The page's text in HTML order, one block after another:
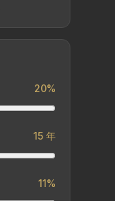
20%
15 年
11%